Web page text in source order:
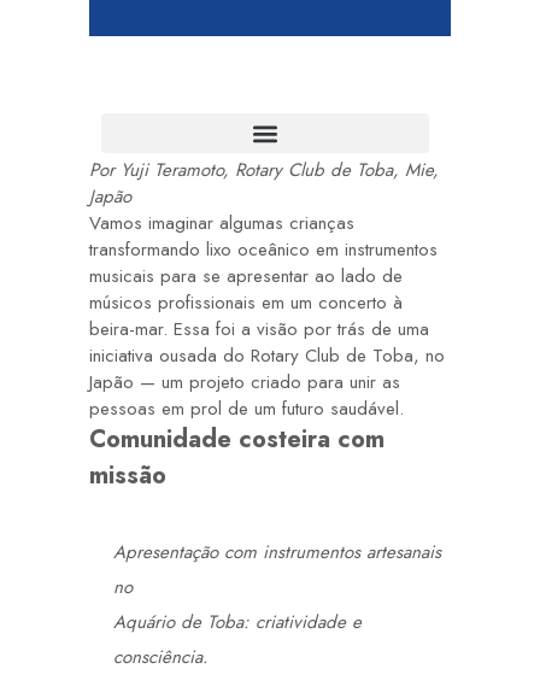
Por Yuji Teramoto, Rotary Club de Toba, Mie,
Japão
Vamos imaginar algumas crianças
transformando lixo oceânico em instrumentos
musicais para se apresentar ao lado de
músicos profissionais em um concerto à
beira-mar. Essa foi a visão por trás de uma
iniciativa ousada do Rotary Club de Toba, no
Japão — um projeto criado para unir as
pessoas em prol de um futuro saudável.
Comunidade costeira com
missão
Apresentação com instrumentos artesanais
no
Aquário de Toba: criatividade e
consciência.